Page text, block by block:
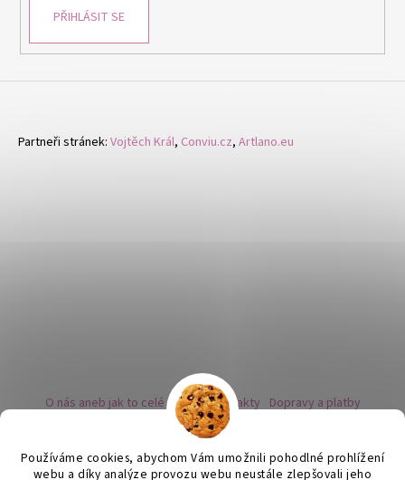
Používáme cookies, abychom Vám umožnili pohodlné prohlížení
webu a díky analýze provozu webu neustále zlepšovali jeho
PŘIHLÁSIT SE
Partneři stránek: Vojtěch Král, Conviu.cz, Artlano.eu
O nás aneb jak to celé začalo Kontakty Dopravy a platby
Kovy a puncovní značky Naše nabídka náušnic
Instagram - sledujte nás
Obchodní podmínky Ochrana osobních údajů
Zpětný odběr vysloužilých bateriích